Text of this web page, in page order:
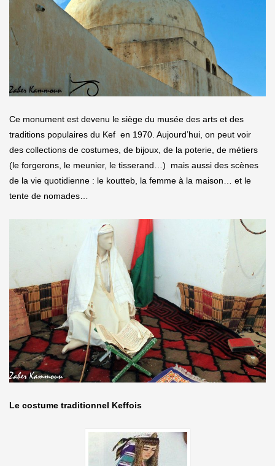
Ce monument est devenu le siège du musée des arts et des
traditions populaires du Kef en 1970. Aujourd’hui, on peut voir
des collections de costumes, de bijoux, de la poterie, de métiers
(le forgerons, le meunier, le tisserand…) mais aussi des scènes
de la vie quotidienne : le koutteb, la femme à la maison… et le
tente de nomades…
Le costume traditionnel Keffois